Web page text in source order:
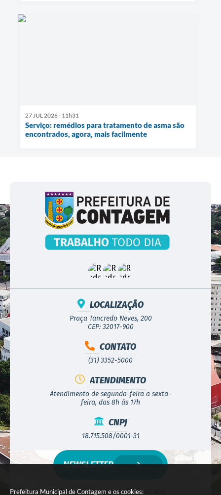
Prefeitura Municipal de Contagem e os cookies:
27 JUL 2026 - 11h31
Serviço: remédios para tratamento de asma são
encontrados, agora, mais facilmente
LOCALIZAÇÃO
Praça Tancredo Neves, 200
CEP: 32017-900
CONTATO
(31) 3352-5000
ATENDIMENTO
Atendimento de segunda-feira a sexta-
feira, das 8h às 17h
CNPJ
18.715.508/0001-31
Versão do Sistema:3.5.3 - 19/06/2026
NEWSLETTER